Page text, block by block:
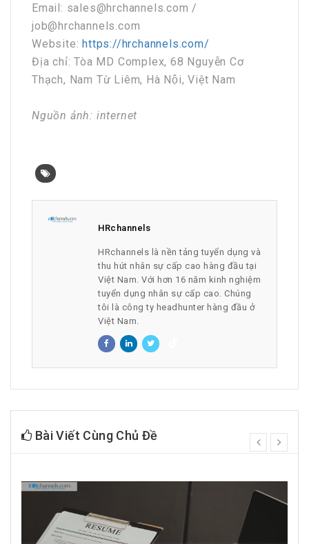
Email: sales@hrchannels.com /
job@hrchannels.com
Website:https://hrchannels.com/
Địa chỉ: Tòa MD Complex, 68 Nguyễn Cơ
Thạch, Nam Từ Liêm, Hà Nội, Việt Nam
Nguồn ảnh: internet
HRchannels
HRchannels là nền tảng tuyển dụng và
thu hút nhân sự cấp cao hàng đầu tại
Việt Nam. Với hơn 16 năm kinh nghiệm
tuyển dụng nhân sự cấp cao. Chúng
tôi là công ty headhunter hàng đầu ở
Việt Nam.
Bài Viết Cùng Chủ Đề
prev